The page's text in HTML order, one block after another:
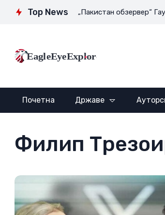
Top News
листа „Пакистан обзервер“
EagleEyeExplore
Почетна Државе
Филип